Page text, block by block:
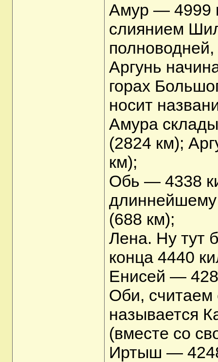
Амур — 4999
слиянием
Аргунь
горах
носит
Амура
(2824 км);
км);
Обь — 4338
длиннейшему
(688 км);
Лена. Ну тут
конца 4440
Енисей —
Оби,
называется
(вместе со
Иртыш —